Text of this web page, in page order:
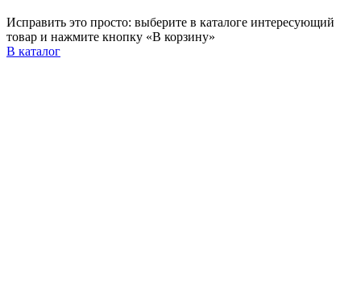
Исправить это просто: выберите в каталоге интересующий
товар и нажмите кнопку «В корзину»
В каталог